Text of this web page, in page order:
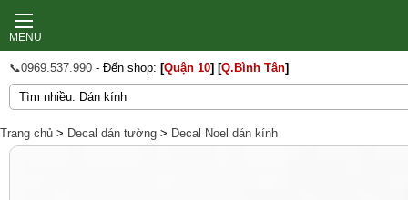
MENU
📞0969.537.990 - Đến shop: [Quận 10] [Q.Bình Tân]
Trang chủ > Decal dán tường > Decal Noel dán kính